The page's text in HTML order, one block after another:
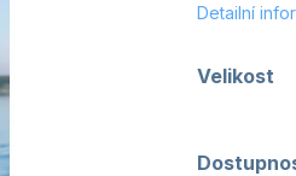
Detailní
Velikost